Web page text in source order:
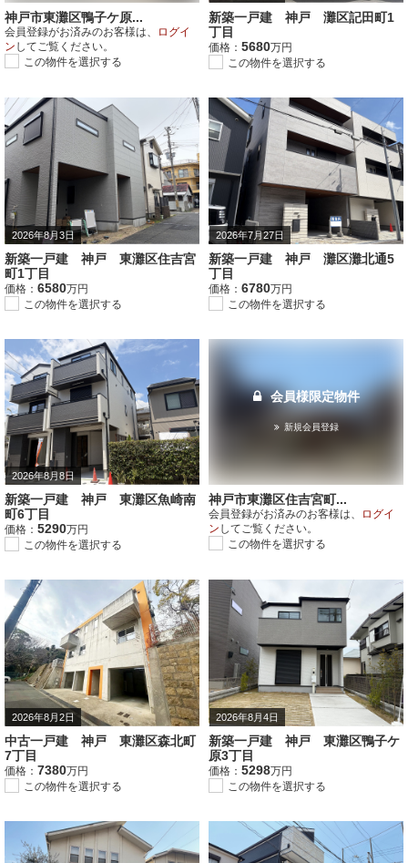
神戸市東灘区鴨子ケ原...
会員登録がお済みのお客様は、
ログイ
ン してご覧ください。
この物件を選択する
新築一戸建 神戸 灘区記田町1
丁目
価格： 5680万円
この物件を選択する
2026年8月3日
新築一戸建 神戸 東灘区住吉宮
町1丁目
価格： 6580万円
この物件を選択する
2026年7月27日
新築一戸建 神戸 灘区灘北通5
丁目
価格： 6780万円
この物件を選択する
2026年8月8日
新築一戸建 神戸 東灘区魚崎南
町6丁目
価格： 5290万円
この物件を選択する
会員様限定物件
新規会員登録
神戸市東灘区住吉宮町...
会員登録がお済みのお客様は、
ログイ
ン してご覧ください。
この物件を選択する
2026年8月2日
中古一戸建 神戸 東灘区森北町
7丁目
価格： 7380万円
この物件を選択する
2026年8月4日
新築一戸建 神戸 東灘区鴨子ケ
原3丁目
価格： 5298万円
この物件を選択する